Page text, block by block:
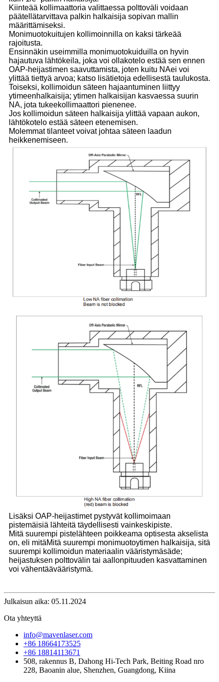
Kiinteää kollimaattoria valittaessa polttoväli voidaan
päätellätarvittava palkin halkaisija sopivan mallin
määrittämiseksi.
Monimuotokuitujen kollimoinnilla on kaksi tärkeää
rajoitusta.
Ensinnäkin useimmilla monimuotokuiduilla on hyvin
hajautuva lähtökeila, joka voi ollakotelo estää sen ennen
OAP-heijastimen saavuttamista, joten kuitu NAei voi
ylittää tiettyä arvoa; katso lisätietoja edellisestä taulukosta.
Toiseksi, kollimoidun säteen hajaantuminen liittyy
ytimeenhalkaisija; ytimen halkaisijan kasvaessa suurin
NA, jota tukeekollimaattori pienenee.
Jos kollimoidun säteen halkaisija ylittää vapaan aukon,
lähtökotelo estää säteen etenemisen.
Molemmat tilanteet voivat johtaa säteen laadun
heikkenemiseen.
Lisäksi OAP-heijastimet pystyvät kollimoimaan
pistemäisiä lähteitä täydellisesti vainkeskipiste.
Mitä suurempi pistelähteen poikkeama optisesta akselista
on, eli mitäMitä suurempi monimuotoytimen halkaisija, sitä
suurempi kollimoidun materiaalin vääristymäsäde;
heijastuksen polttovälin tai aallonpituuden kasvattaminen
voi vähentäävääristymä.
Julkaisun aika: 05.11.2024
Ota yhteyttä
info@mavenlaser.com
+86 18664173525
+86 18814113671
508, rakennus B, Dahong Hi-Tech Park, Beiting Road nro
228, Baoanin alue, Shenzhen, Guangdong, Kiina